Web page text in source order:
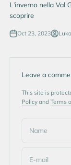
L'inverno nella Val
scoprire
Oct 23, 2023
Leave a
This site is
Policy and Terms
Name
E-mail